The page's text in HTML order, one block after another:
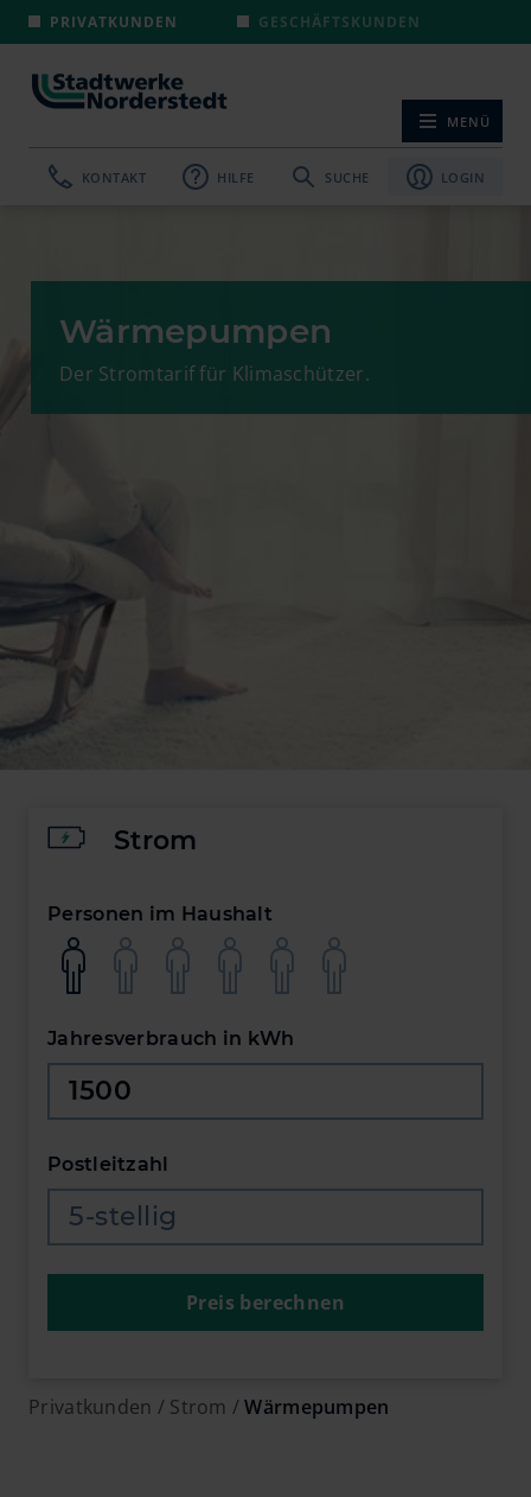
PRIVATKUNDEN GESCHÄFTSKUNDEN
NAVIGATION
MENÜ
KONTAKT HILFE SUCHE LOGIN
Wärmepumpen
Der Stromtarif für Klimaschützer.
Strom
Personen im Haushalt
Wählen Sie die Anzahl der Personen im Haushalt
1 Person 2 Personen3 Personen4 Personen5 Personen6 Personen
Jahresverbrauch in kWh
Jahresverbrauch in Kilowattstunden
Postleitzahl
Postleitzahl eingeben
Preis berechnen
Privatkunden Strom Wärmepumpen